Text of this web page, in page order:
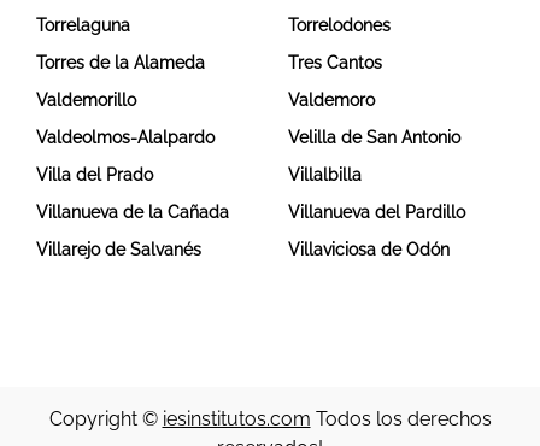
Torrelaguna
Torrelodones
Torres de la Alameda
Tres Cantos
Valdemorillo
Valdemoro
Valdeolmos-Alalpardo
Velilla de San Antonio
Villa del Prado
Villalbilla
Villanueva de la Cañada
Villanueva del Pardillo
Villarejo de Salvanés
Villaviciosa de Odón
Copyright © iesinstitutos.com Todos los derechos